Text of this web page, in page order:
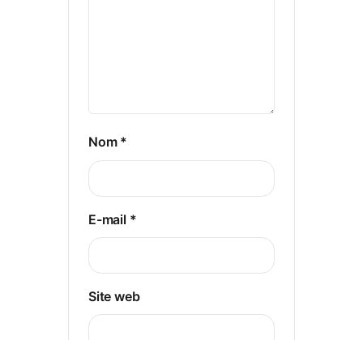
Nom *
E-mail *
Site web